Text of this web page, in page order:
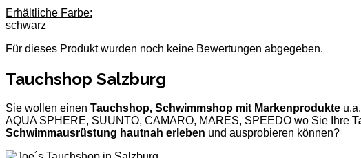
Erhältliche Farbe:
schwarz
Für dieses Produkt wurden noch keine Bewertungen abgegeben.
Tauchshop Salzburg
Sie wollen einen Tauchshop, Schwimmshop mit Markenprodukte
AQUA SPHERE, SUUNTO, CAMARO, MARES, SPEEDO wo Sie Ihre
Schwimmausrüstung hautnah erleben und ausprobieren können?